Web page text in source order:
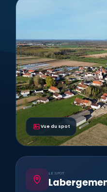
Vue du spot
LE SPOT